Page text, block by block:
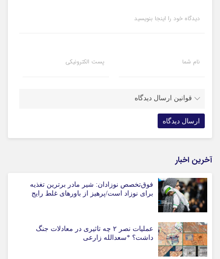
دیدگاه خود را اینجا بنویسید
نام شما پست الکترونیکی
قوانین ارسال دیدگاه
آخرین اخبار
فوق‌تخصص نوزادان: شیر مادر برترین تغذیه
برای نوزاد است/پرهیز از باورهای غلط رایج
عملیات نصر ۲ چه تاثیری در معادلات جنگ
داشت؟ *سعدالله زارعی